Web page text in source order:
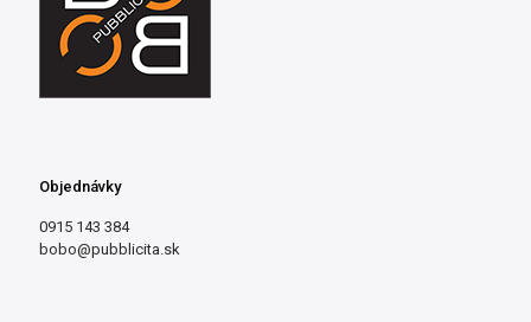
Objednávky
0915 143 384
bobo@pubblicita.sk